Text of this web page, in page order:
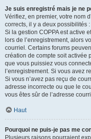
Je suis enregistré mais je ne
Vérifiez, en premier, votre nom
corrects, il y a deux possibilités :
Si la gestion COPPA est active
lors de l’enregistrement, alors
courriel. Certains forums
création de compte soit activée
que vous puissiez vous
l’enregistrement. Si vous avez
Si vous n’avez pas reçu de
adresse incorrecte ou que le
vous êtes sûr de l’adresse
Haut
Pourquoi ne puis-je pas me
Plusieurs raisons pourraient